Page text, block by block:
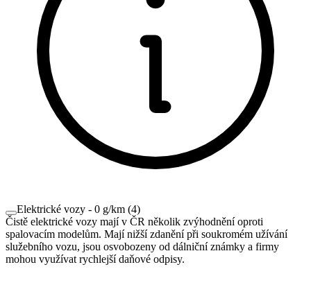
Elektrické vozy - 0 g/km (4)
Čistě elektrické vozy mají v ČR několik zvýhodnění oproti
spalovacím modelům. Mají nižší zdanění při soukromém užívání
služebního vozu, jsou osvobozeny od dálniční známky a firmy
mohou využívat rychlejší daňové odpisy.